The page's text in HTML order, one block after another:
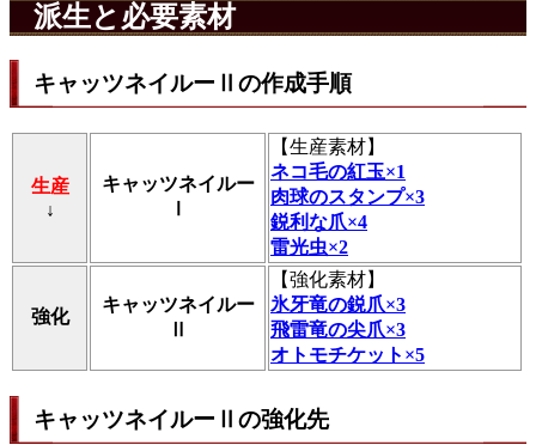
派生と必要素材
キャッツネイルーⅡの作成手順
生産
↓
キャッツネイルー
【生産素材】
ネコ毛の紅玉×1
肉球のスタンプ×3
鋭利な爪×4
雷光虫×2
強化
キャッツネイルー
【強化素材】
氷牙竜の鋭爪×3
飛雷竜の尖爪×3
オトモチケット×5
キャッツネイルーⅡの強化先